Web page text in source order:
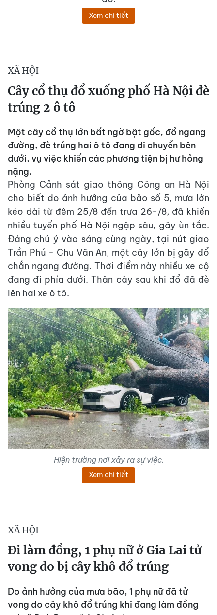
Xem chi tiết
XÃ HỘI
Cây cổ thụ đổ xuống phố Hà Nội đè
trúng 2 ô tô
Một cây cổ thụ lớn bất ngờ bật gốc, đổ ngang
đường, đè trúng hai ô tô đang di chuyển bên
dưới, vụ việc khiến các phương tiện bị hư hỏng
nặng.
Phòng Cảnh sát giao thông Công an Hà Nội
cho biết do ảnh hưởng của bão số 5, mưa lớn
kéo dài từ đêm 25/8 đến trưa 26-/8, đã khiến
nhiều tuyến phố Hà Nội ngập sâu, gây ùn tắc.
Đáng chú ý vào sáng cùng ngày, tại nút giao
Trần Phú - Chu Văn An, một cây lớn bị gãy đổ
chắn ngang đường. Thời điểm này nhiều xe cộ
đang đi phía dưới. Thân cây sau khi đổ đã đè
lên hai xe ô tô.
Hiện trường nơi xảy ra sự việc.
Xem chi tiết
XÃ HỘI
Đi làm đồng, 1 phụ nữ ở Gia Lai tử
vong do bị cây khô đổ trúng
Do ảnh hưởng của mưa bão, 1 phụ nữ đã tử
vong do cây khô đổ trúng khi đang làm đồng